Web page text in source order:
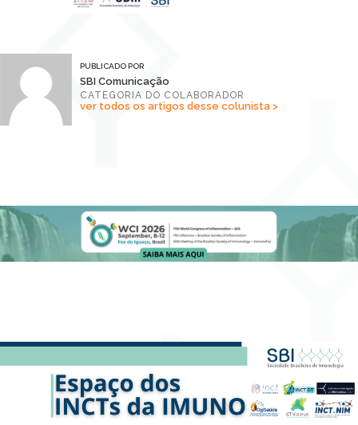
PUBLICADO POR
SBI Comunicação
CATEGORIA DO COLABORADOR
ver todos os artigos desse colunista >